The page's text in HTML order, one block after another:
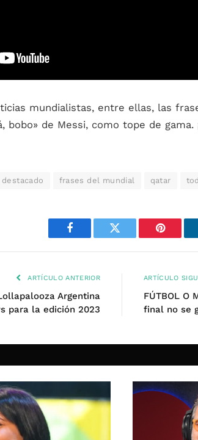
mundialistas, entre ellas, las
bobo» de Messi, como tope de
destacado frases del mundial qatar
Facebook Twitter Pinterest
ARTÍCULO ANTERIOR
Argentina
para la edición 2023
ARTÍCULO
FÚTBOL O
final no se